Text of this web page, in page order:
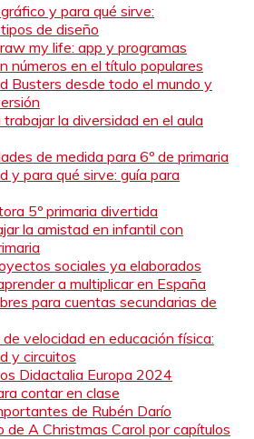
y para qué sirve:
de diseño
my life: app y programas
números en el título populares
Busters desde todo el mundo y
la diversidad en el aula
de medida para 6º de primaria
y para qué sirve: guía para
5º primaria divertida
la amistad en infantil con
sociales ya elaborados
a multiplicar en España
para cuentas secundarias de
velocidad en educación física:
y circuitos
Didactalia Europa 2024
contar en clase
de Rubén Darío
de A Christmas Carol por capítulos